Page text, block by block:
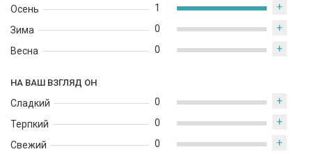
Осень
Зима
Весна
1 +
0 +
0 +
НА ВАШ ВЗГЛЯД ОН
Сладкий
Терпкий
Свежий
0 +
0 +
0 +